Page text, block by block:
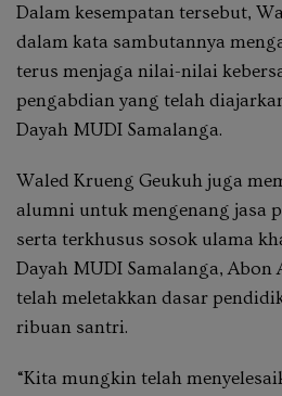
Dalam kesempatan tersebut,
dalam kata sambutannya
terus menjaga nilai-nilai
pengabdian yang telah
Dayah MUDI Samalanga.
Waled Krueng Geukuh juga
alumni untuk mengenang jasa
serta terkhusus sosok ulama
Dayah MUDI Samalanga, Abon
telah meletakkan dasar
ribuan santri.
“Kita mungkin telah